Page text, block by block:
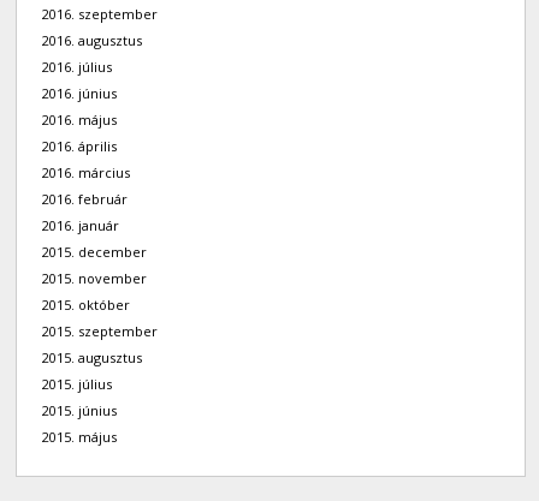
2016. szeptember
2016. augusztus
2016. július
2016. június
2016. május
2016. április
2016. március
2016. február
2016. január
2015. december
2015. november
2015. október
2015. szeptember
2015. augusztus
2015. július
2015. június
2015. május